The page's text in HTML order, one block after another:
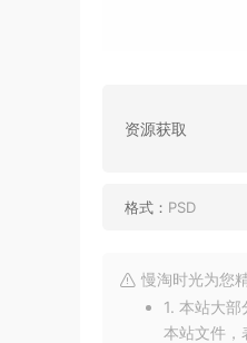
资源获取
格式： PSD
慢淘时光为您
1. 本站大
本站文件，